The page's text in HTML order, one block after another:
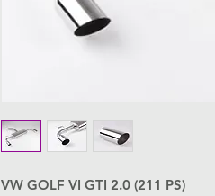
VW GOLF VI GTI 2.0 (211 PS)